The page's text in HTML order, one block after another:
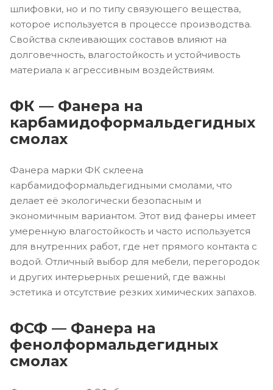
шлифовки, но и по типу связующего вещества,
которое используется в процессе производства.
Свойства склеивающих составов влияют на
долговечность, влагостойкость и устойчивость
материала к агрессивным воздействиям.
ФК — Фанера на
карбамидоформальдегидных
смолах
Фанера марки ФК склеена
карбамидоформальдегидными смолами, что
делает её экологически безопасным и
экономичным вариантом. Этот вид фанеры имеет
умеренную влагостойкость и часто используется
для внутренних работ, где нет прямого контакта с
водой. Отличный выбор для мебели, перегородок
и других интерьерных решений, где важны
эстетика и отсутствие резких химических запахов.
ФСФ — Фанера на
фенолформальдегидных
смолах